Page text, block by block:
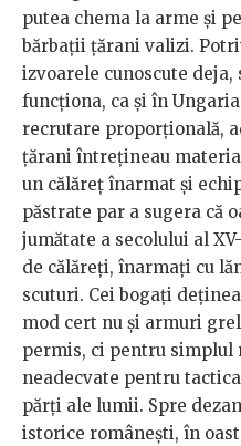
putea chema la arme şi
bărbaţii țărani valizi.
izvoarele cunoscute deja,
funcţiona, ca și în
recrutare proporţională,
ţărani întreţineau
un călăreț înarmat şi
păstrate par a sugera că
jumătate a secolului al
de călăreţi, înarmaţi cu
scuturi. Cei bogaţi
mod cert nu şi armuri
permis, ci pentru simplul
neadecvate pentru
părţi ale lumii. Spre
istorice româneşti, în